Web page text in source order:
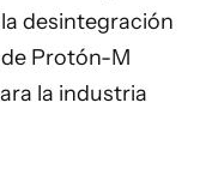
desintegración
Protón-M
la industria